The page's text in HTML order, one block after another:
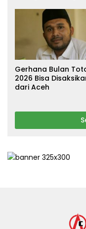
Keadilan
Gerhana Bulan
2026 Bisa
dari Aceh